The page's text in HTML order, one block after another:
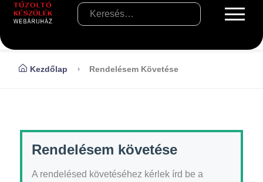
Kezdőlap Rendelésem Követése
Rendelésem követése
A rendelésed követéséhez kérlek írd be a